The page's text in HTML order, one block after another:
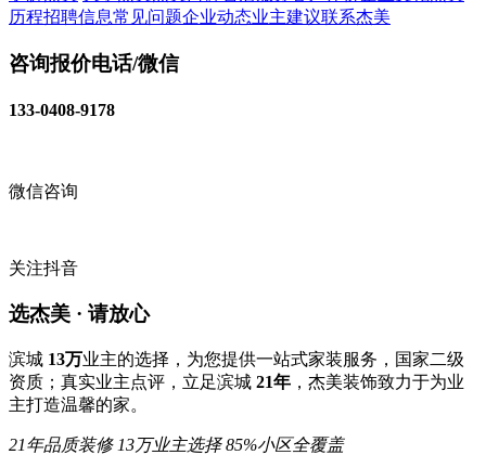
历程招聘信息常见问题企业动态业主建议联系杰美
咨询报价电话/微信
133-0408-9178
微信咨询
关注抖音
选杰美 · 请放心
滨城 13万业主的选择，为您提供一站式家装服务，国家二级
资质；真实业主点评，立足滨城 21年 ，杰美装饰致力于为业
主打造温馨的家。
21年品质装修 13万业主选择 85%小区全覆盖